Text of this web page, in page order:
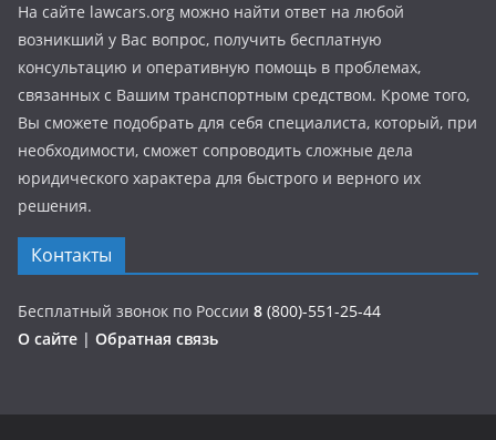
На сайте lawcars.org можно найти ответ на любой
возникший у Вас вопрос, получить бесплатную
консультацию и оперативную помощь в проблемах,
связанных с Вашим транспортным средством. Кроме того,
Вы сможете подобрать для себя специалиста, который, при
необходимости, сможет сопроводить сложные дела
юридического характера для быстрого и верного их
решения.
Контакты
Бесплатный звонок по России 8 (800)-551-25-44
О сайте | Обратная связь